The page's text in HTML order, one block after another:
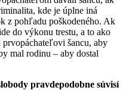
kde je úplne iná
z pohľadu poškodeného. Ak
do výkonu trestu, a to ako
šancu, aby
mal rodinu – aby dostal
pravdepodobne súvisí